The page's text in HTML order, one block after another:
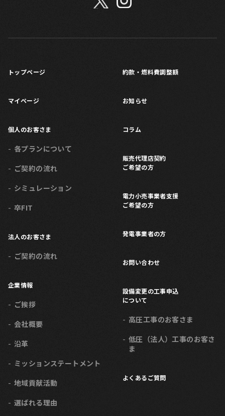
トップページ
マイページ
個人のお客さま
各プランについて
ご契約の流れ
シミュレーション
卒FIT
法人のお客さま
ご契約の流れ
企業情報
ご挨拶
会社概要
沿革
ミッションステートメント
地域貢献活動
選ばれる理由
約款・燃料費調整額
お知らせ
コラム
販売代理店契約
ご希望の方
電力小売事業者支援
ご希望の方
発電事業者の方
お問い合わせ
設備変更の工事申込
について
高圧工事のお客さま
低圧（法人）工事のお客さ
ま
よくあるご質問